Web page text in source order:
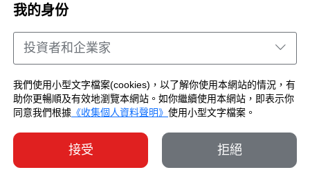
我的身份
投資者和企業家
我們使用小型文字檔案(cookies)，以了解你使用本網站的情況，有
助你更暢順及有效地瀏覽本網站。如你繼續使用本網站，即表示你
同意我們根據 《收集個人資料聲明》 使用小型文字檔案。
接受 拒絕
使用小型文字檔案
網頁指南
聯絡我們
Copyright © Brand Hong Kong. All Rights
Reserved.